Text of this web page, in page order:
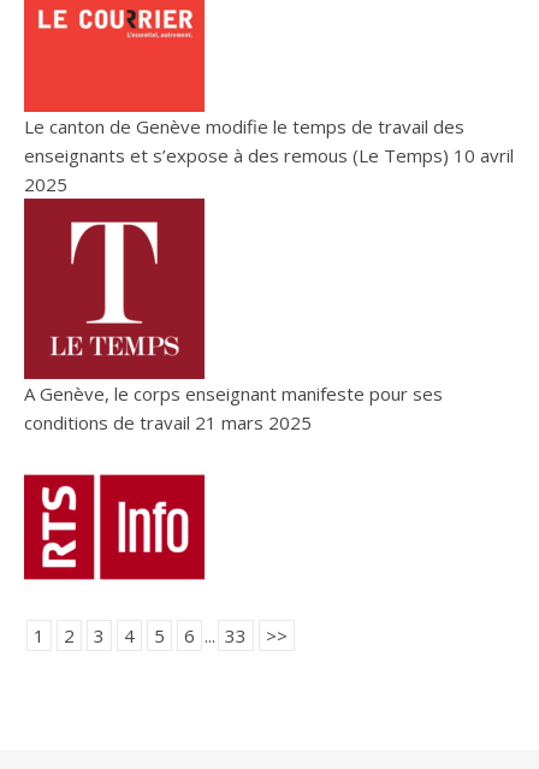
Le canton de Genève modifie le temps de travail des
enseignants et s’expose à des remous (Le Temps) 10 avril
2025
A Genève, le corps enseignant manifeste pour ses
conditions de travail 21 mars 2025
1 2 3 4 5 6 ... 33 >>